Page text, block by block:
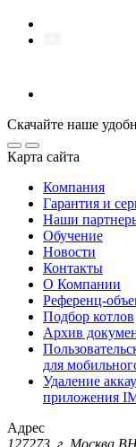
Скачайте наше
Карта сайта
Компания
Гарантия и
Наши
Обучение
Новости
Контакты
О Компании
Референц-
Подбор котлов
Архив
для
Удаление
приложения
Адрес
127273, г.